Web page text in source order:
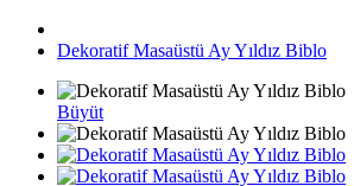
Dekoratif Masaüstü Ay Yıldız Biblo
Büyüt